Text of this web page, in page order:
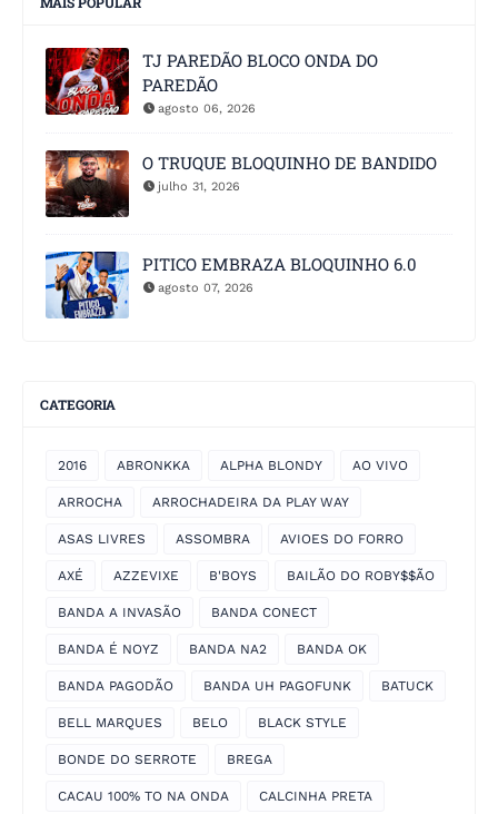
TJ PAREDÃO BLOCO ONDA DO
PAREDÃO
agosto 06, 2026
O TRUQUE BLOQUINHO DE BANDIDO
julho 31, 2026
PITICO EMBRAZA BLOQUINHO 6.0
agosto 07, 2026
CATEGORIA
2016 ABRONKKA ALPHA BLONDY AO VIVO
ARROCHA ARROCHADEIRA DA PLAY WAY
ASAS LIVRES ASSOMBRA AVIOES DO FORRO
AXÉ AZZEVIXE B'BOYS BAILÃO DO ROBY$$ÃO
BANDA A INVASÃO BANDA CONECT
BANDA É NOYZ BANDA NA2 BANDA OK
BANDA PAGODÃO BANDA UH PAGOFUNK BATUCK
BELL MARQUES BELO BLACK STYLE
BONDE DO SERROTE BREGA
CACAU 100% TO NA ONDA CALCINHA PRETA